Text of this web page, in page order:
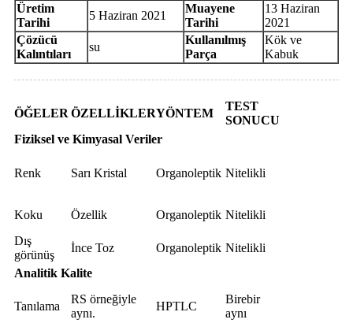
Üretim
Tarihi
5 Haziran 2021
Muayene
Tarihi
13 Haziran
2021
Çözücü
Kalıntıları
su
Kullanılmış
Parça
Kök ve
Kabuk
ÖĞELER ÖZELLİKLERYÖNTEM
TEST
SONUCU
Fiziksel ve Kimyasal Veriler
Renk Sarı Kristal Organoleptik Nitelikli
Koku Özellik Organoleptik Nitelikli
Dış
görünüş
İnce Toz Organoleptik Nitelikli
Analitik Kalite
Tanılama
RS örneğiyle
aynı.
HPTLC
Birebir
aynı